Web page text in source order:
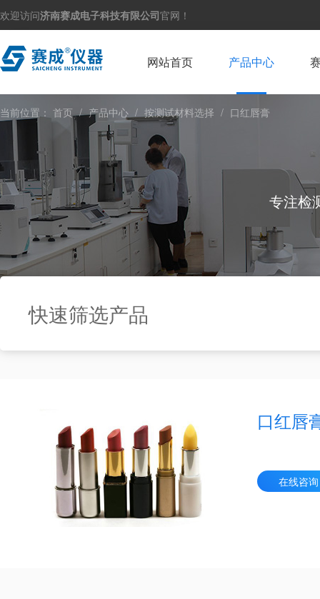
欢迎访问济南赛成电子科技有限公司官网！
网站首页 产品中心
当前位置： 首页 / 产品中心 / 按测试材料选择 / 口红唇膏
专注检
快速筛选产品
口红唇
在线咨询